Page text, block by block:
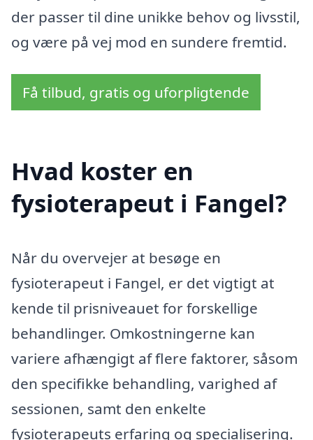
der passer til dine unikke behov og livsstil,
og være på vej mod en sundere fremtid.
Få tilbud, gratis og uforpligtende
Hvad koster en
fysioterapeut i Fangel?
Når du overvejer at besøge en
fysioterapeut i Fangel, er det vigtigt at
kende til prisniveauet for forskellige
behandlinger. Omkostningerne kan
variere afhængigt af flere faktorer, såsom
den specifikke behandling, varighed af
sessionen, samt den enkelte
fysioterapeuts erfaring og specialisering.